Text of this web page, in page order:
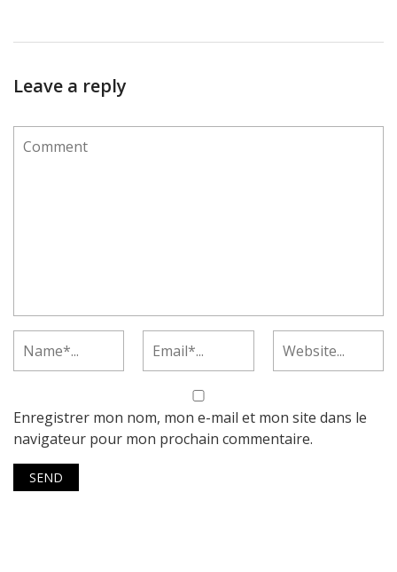
Leave a reply
Enregistrer mon nom, mon e-mail et mon site dans le
navigateur pour mon prochain commentaire.